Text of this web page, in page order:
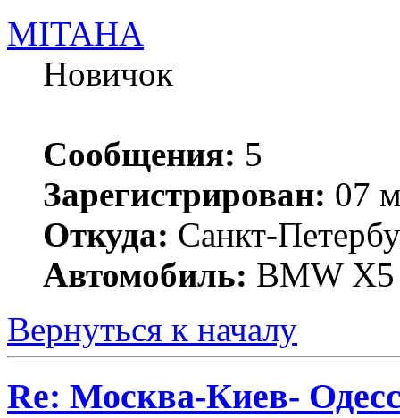
MITAHA
Новичок
Сообщения: 5
Зарегистрирован: 07
Откуда: Санкт-
Автомобиль: BMW
Вернуться к началу
Re: Москва-Киев-